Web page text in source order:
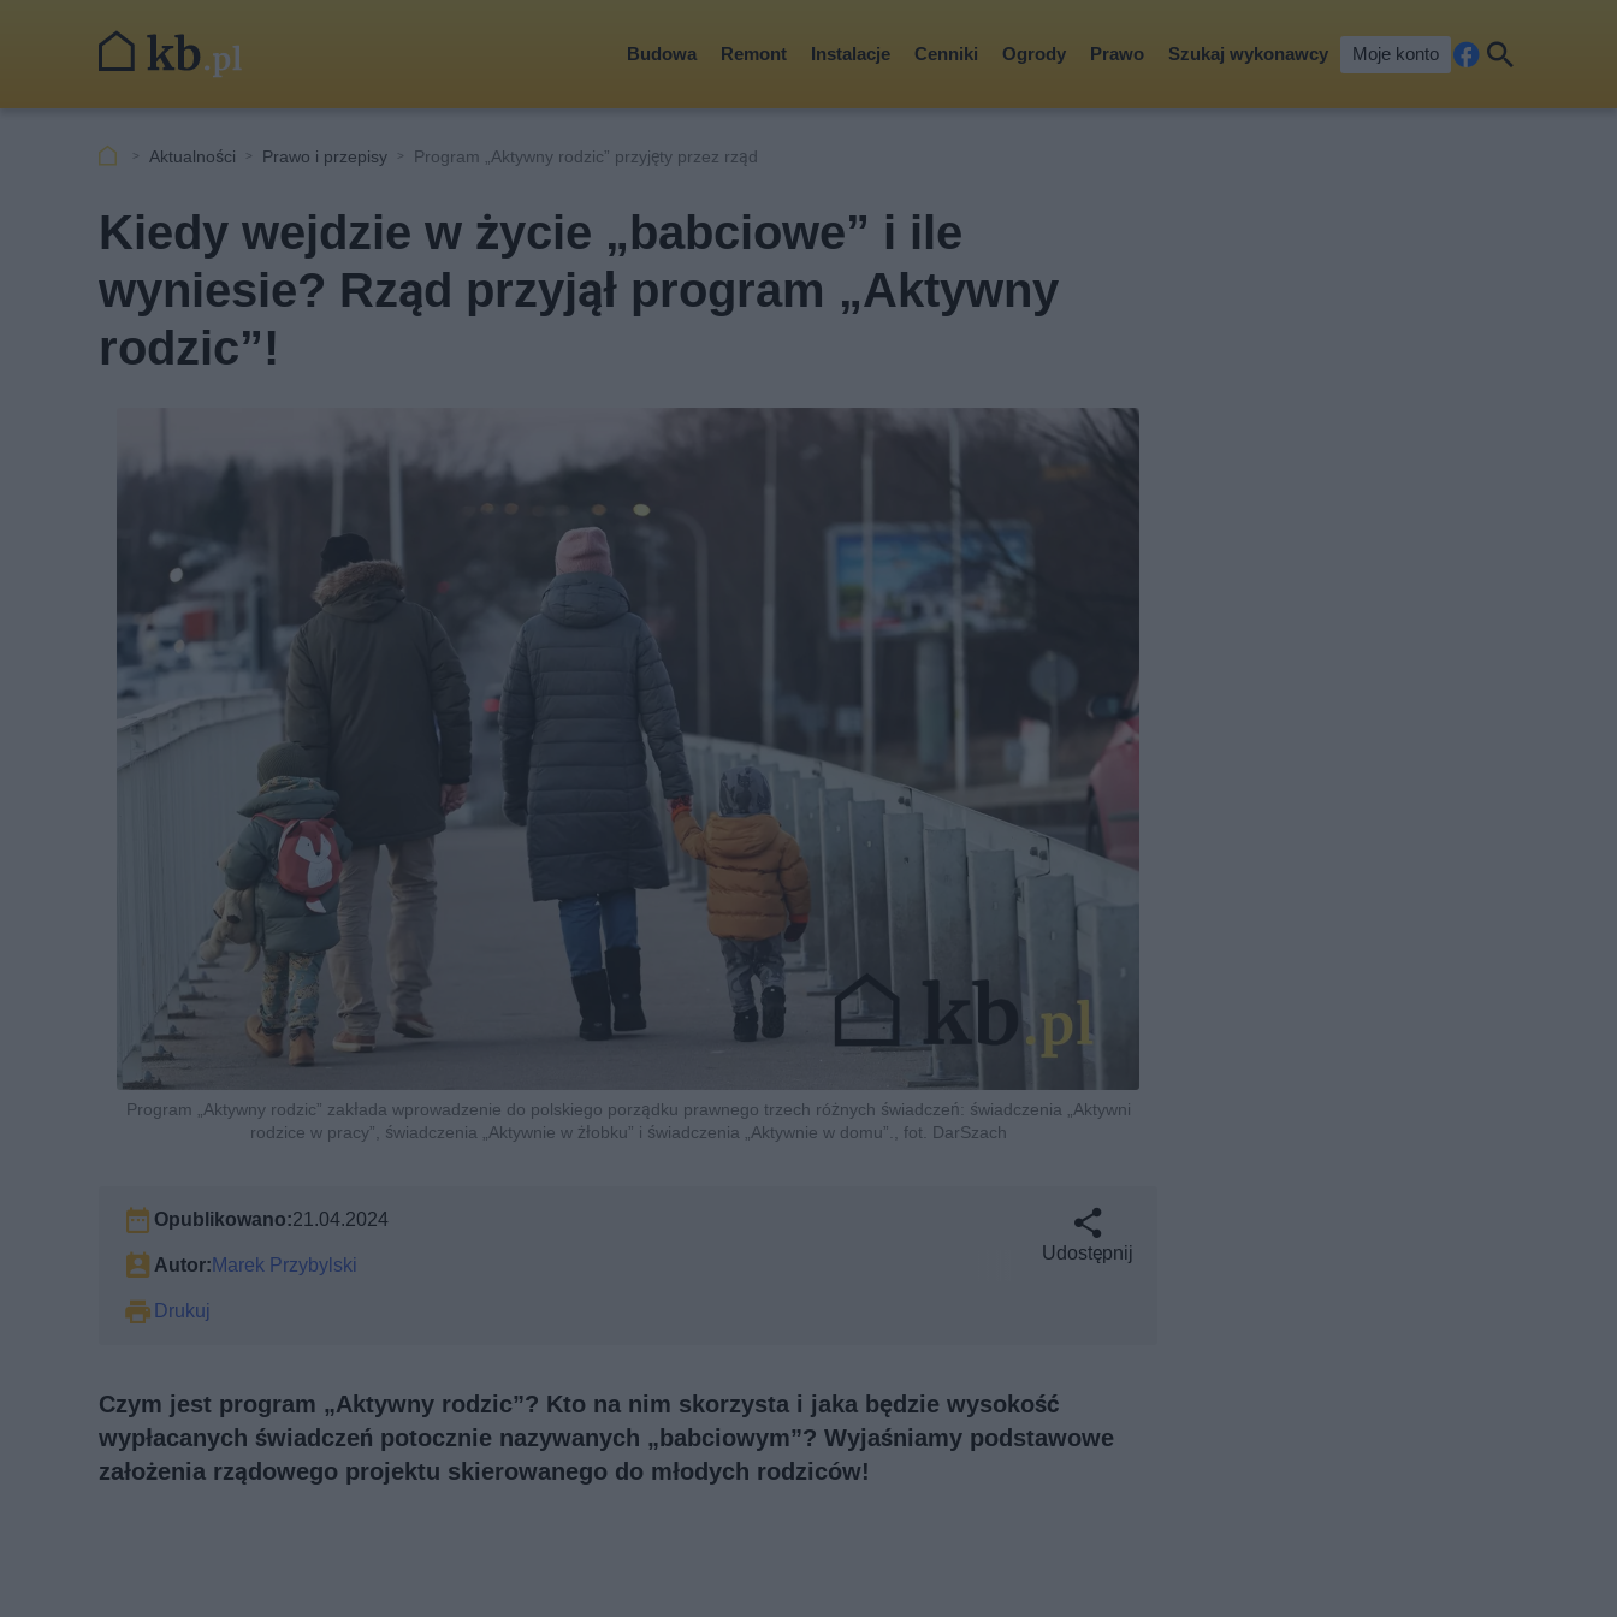
Budowa Remont Instalacje Cenniki Ogrody Prawo Szukaj wykonawcy Moje konto
cebkaj
Aktualności Prawo i przepisy Program „Aktywny rodzic” przyjęty przez rząd
Kiedy wejdzie w życie „babciowe” i ile
wyniesie? Rząd przyjął program „Aktywny
rodzic”!
Program „Aktywny rodzic” zakłada wprowadzenie do polskiego porządku prawnego trzech różnych świadczeń: świadczenia „Aktywni
rodzice w pracy”, świadczenia „Aktywnie w żłobku” i świadczenia „Aktywnie w domu”., fot. DarSzach
Opublikowano:21.04.2024
Autor:Marek Przybylski
Drukuj
Udostępnij
Czym jest program „Aktywny rodzic”? Kto na nim skorzysta i jaka będzie wysokość
wypłacanych świadczeń potocznie nazywanych „babciowym”? Wyjaśniamy podstawowe
założenia rządowego projektu skierowanego do młodych rodziców!